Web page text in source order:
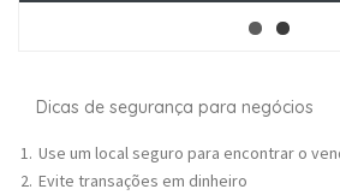
Dicas de segurança para negócios
Use um local seguro para encontrar o
Evite transações em dinheiro